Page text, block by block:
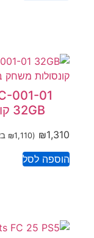
001-01
32GB קונסולות משחק בצבע אפור
₪1,310
(
₪1,110
הוספה לסל